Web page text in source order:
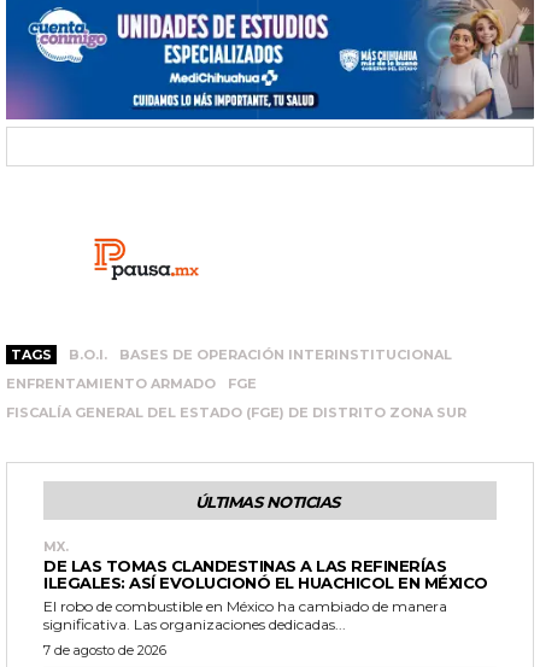
TAGS B.O.I.
BASES DE OPERACIÓN INTERINSTITUCIONAL
ENFRENTAMIENTO ARMADO
FGE
FISCALÍA GENERAL DEL ESTADO (FGE) DE DISTRITO ZONA SUR
ÚLTIMAS NOTICIAS
MX.
DE LAS TOMAS CLANDESTINAS A LAS REFINERÍAS
ILEGALES: ASÍ EVOLUCIONÓ EL HUACHICOL EN MÉXICO
El robo de combustible en México ha cambiado de manera
significativa. Las organizaciones dedicadas...
7 de agosto de 2026